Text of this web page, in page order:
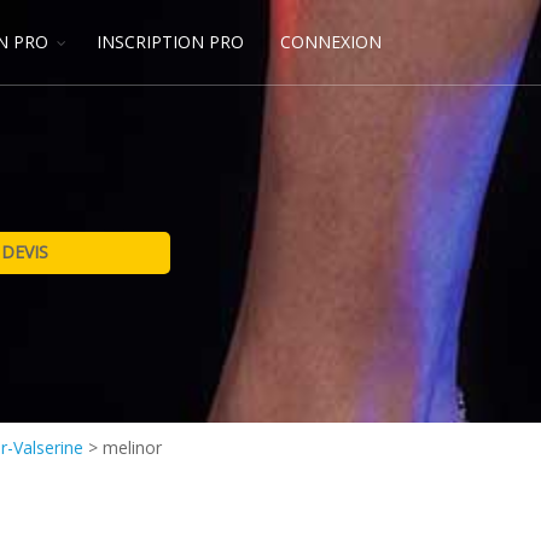
PRO INSCRIPTION PRO CONNEXION
Valserine > melinor